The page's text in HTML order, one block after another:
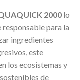
2000 lo
para la
ingredientes
este
los ecosistemas y
de